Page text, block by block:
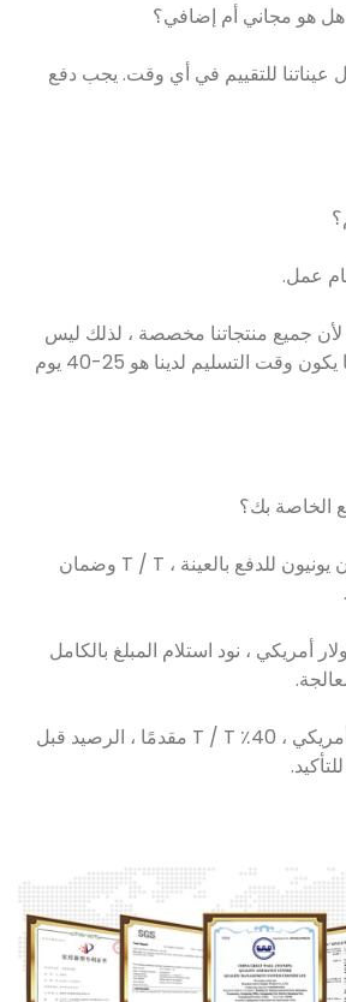
هو مجاني أم إضافي؟
عيناتنا للتقييم في أي وقت. يجب دفع
جميع منتجاتنا مخصصة ، لذلك ليس
لدينا مخزون ، وعادة ما يكون وقت التسليم لدينا هو 25-40 يوم
بك؟
ج: عادة ما نقبل ويسترن يونيون للدفع بالعينة ، T / T وضمان
<= 2000 دولار أمريكي ، نود استلام المبلغ بالكامل
الدفع> = 2000 دولار أمريكي ، 40٪ T / T مقدمًا ، الرصيد قبل